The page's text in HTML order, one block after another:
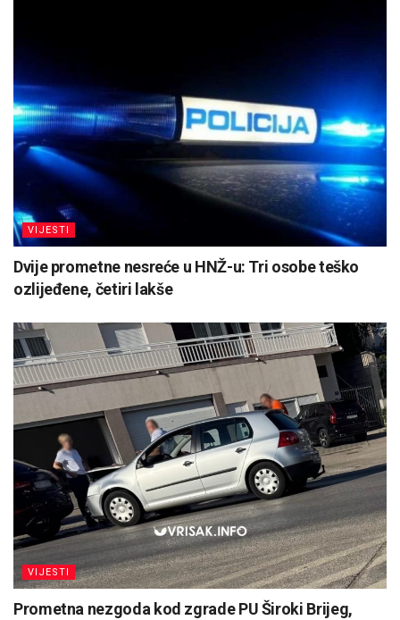
VIJESTI
Dvije prometne nesreće u HNŽ-u: Tri osobe teško
ozlijeđene, četiri lakše
VIJESTI
Prometna nezgoda kod zgrade PU Široki Brijeg,